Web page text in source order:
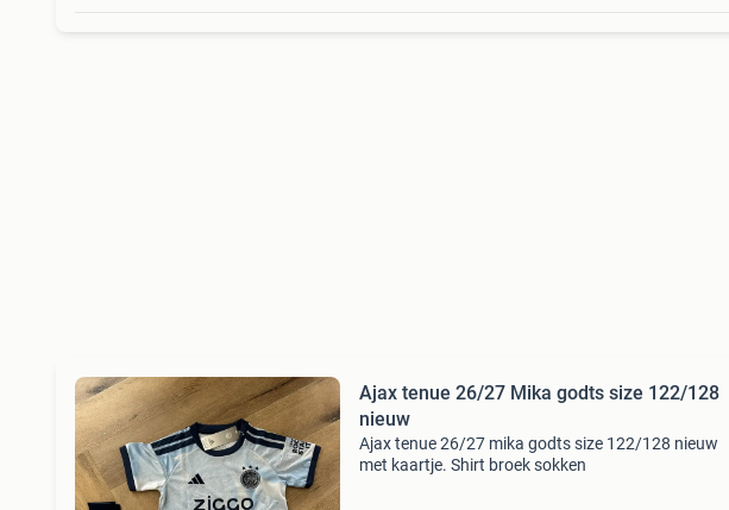
Ajax tenue 26/27 Mika godts size 122/128
nieuw
Ajax tenue 26/27 mika godts size 122/128 nieuw
met kaartje. Shirt broek sokken